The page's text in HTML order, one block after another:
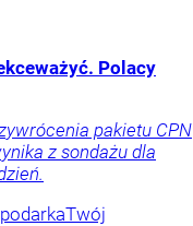
Polacy
pakietu CPN
z sondażu dla
Twój